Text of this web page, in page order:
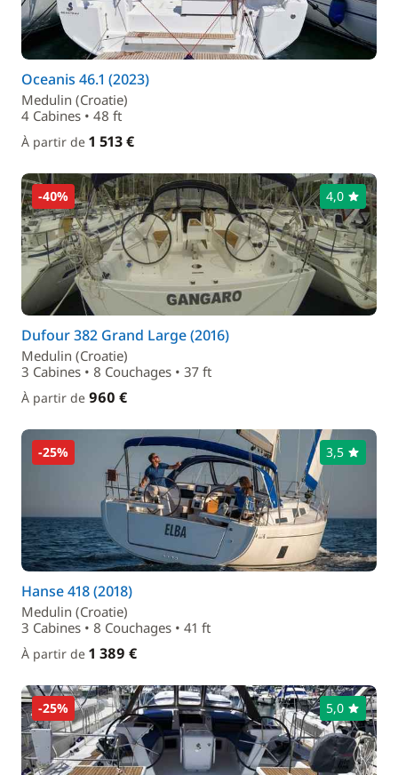
Oceanis 46.1 (2023)
Medulin (Croatie)
4 Cabines • 48 ft
À partir de 1 513 €
-40% 4,0
Dufour 382 Grand Large (2016)
Medulin (Croatie)
3 Cabines • 8 Couchages • 37 ft
À partir de 960 €
-25% 3,5
Hanse 418 (2018)
Medulin (Croatie)
3 Cabines • 8 Couchages • 41 ft
À partir de 1 389 €
-25% 5,0